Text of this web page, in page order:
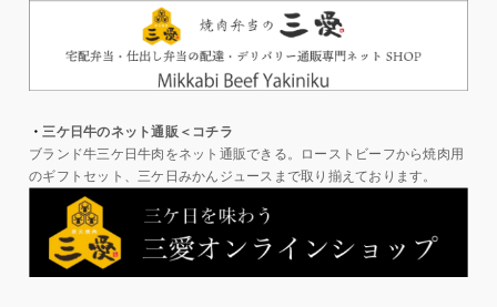
・三ケ日牛のネット通販＜コチラ
ブランド牛三ケ日牛肉をネット通販できる。ローストビーフから焼肉用
のギフトセット、三ケ日みかんジュースまで取り揃えております。